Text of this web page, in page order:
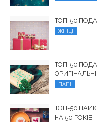
ТОП-50
ЖІНЦІ
ТОП-50
ОРИГІНАЛЬНІ
ПАПІ
ТОП-50
НА 50 РОКІВ